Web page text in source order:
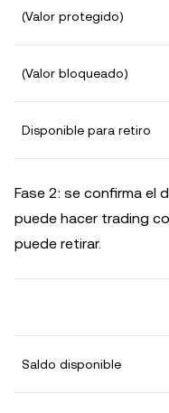
(Valor protegido)
(Valor bloqueado)
Disponible para retiro
Fase 2: se confirma el
puede hacer trading
puede retirar.
Saldo disponible